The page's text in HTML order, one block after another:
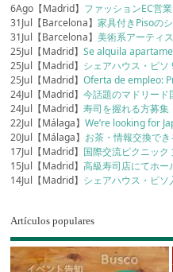
6Ago【Madrid】 ファッションEC営
31Jul【Barcelona】家具付きPisoの
31Jul【Barcelona】美術系アーティ
25Jul【Madrid】Se alquila
25Jul【Madrid】 シェアハウス・ピ
25Jul【Madrid】Oferta de empleo:
24Jul【Madrid】今話題のマドリー
24Jul【Madrid】寿司を握れる方募集
22Jul【Málaga】We’re looking for
20Jul【Málaga】 お茶・情報交換で
17Jul【Madrid】 国際交流ピクニッ
15Jul【Madrid】高級寿司店にてホ
14Jul【Madrid】 シェアハウス・ピソ
Artículos populares